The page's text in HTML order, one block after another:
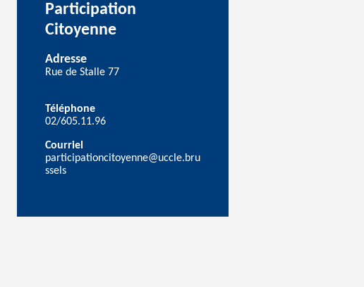
Participation
Citoyenne
Adresse
Rue de Stalle 77
Téléphone
02/605.11.96
Courriel
participationcitoyenne@uccle.bru
ssels